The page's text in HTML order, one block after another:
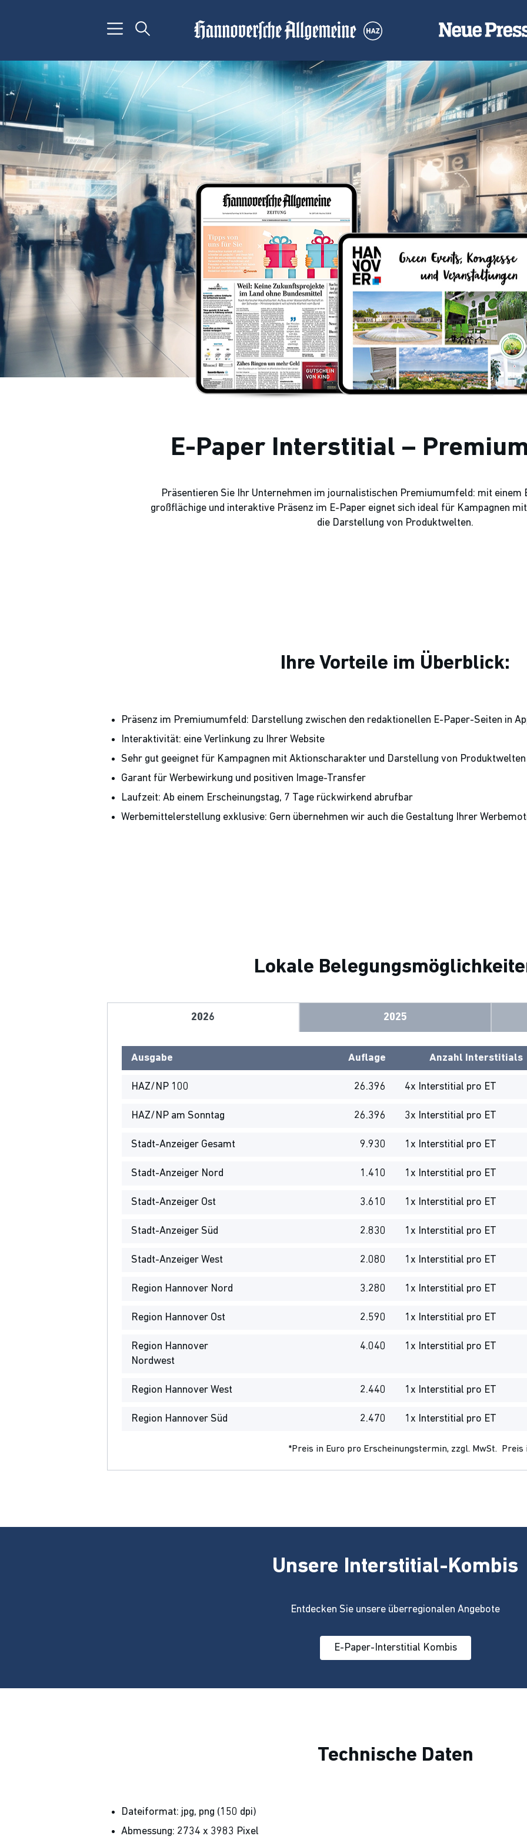
E-Paper Interstitial –
Präsentieren Sie Ihr Unternehmen im journalistischen Premiumumfeld: mit
großflächige und interaktive Präsenz im E-Paper eignet sich ideal für Kampagnen
die Darstellung von Produktwelten.
Ihre Vorteile im Überblick:
Präsenz im Premiumumfeld: Darstellung zwischen den redaktionellen E-Paper-Seiten in
Interaktivität: eine Verlinkung zu Ihrer Website
Sehr gut geeignet für Kampagnen mit Aktionscharakter und Darstellung von Produktwelten
Garant für Werbewirkung und positiven Image-Transfer
Laufzeit: Ab einem Erscheinungstag, 7 Tage rückwirkend abrufbar
Werbemittelerstellung exklusive: Gern übernehmen wir auch die Gestaltung Ihrer
Lokale
2026 2025
Ausgabe Auflage Anzahl Interstitials
HAZ/NP 100 26.396 4x Interstitial pro ET
HAZ/NP am Sonntag 26.396 3x Interstitial pro ET
Stadt-Anzeiger Gesamt 9.930 1x Interstitial pro ET
Stadt-Anzeiger Nord 1.410 1x Interstitial pro ET
Stadt-Anzeiger Ost 3.610 1x Interstitial pro ET
Stadt-Anzeiger Süd 2.830 1x Interstitial pro ET
Stadt-Anzeiger West 2.080 1x Interstitial pro ET
Region Hannover Nord 3.280 1x Interstitial pro ET
Region Hannover Ost 2.590 1x Interstitial pro ET
Region Hannover
Nordwest
4.040 1x Interstitial pro ET
Region Hannover West 2.440 1x Interstitial pro ET
Region Hannover Süd 2.470 1x Interstitial pro ET
*Preis in Euro pro Erscheinungstermin, zzgl. MwSt. Preis
Unsere Interstitial-Kombis
Entdecken Sie unsere überregionalen Angebote
E-Paper-Interstitial Kombis
Technische Daten
Dateiformat: jpg, png (150 dpi)
Abmessung: 2734 x 3983 Pixel